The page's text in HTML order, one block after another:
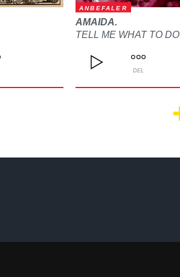
ANBEFALER
AMAIDA.
TELL ME WHAT TO DO
DEL